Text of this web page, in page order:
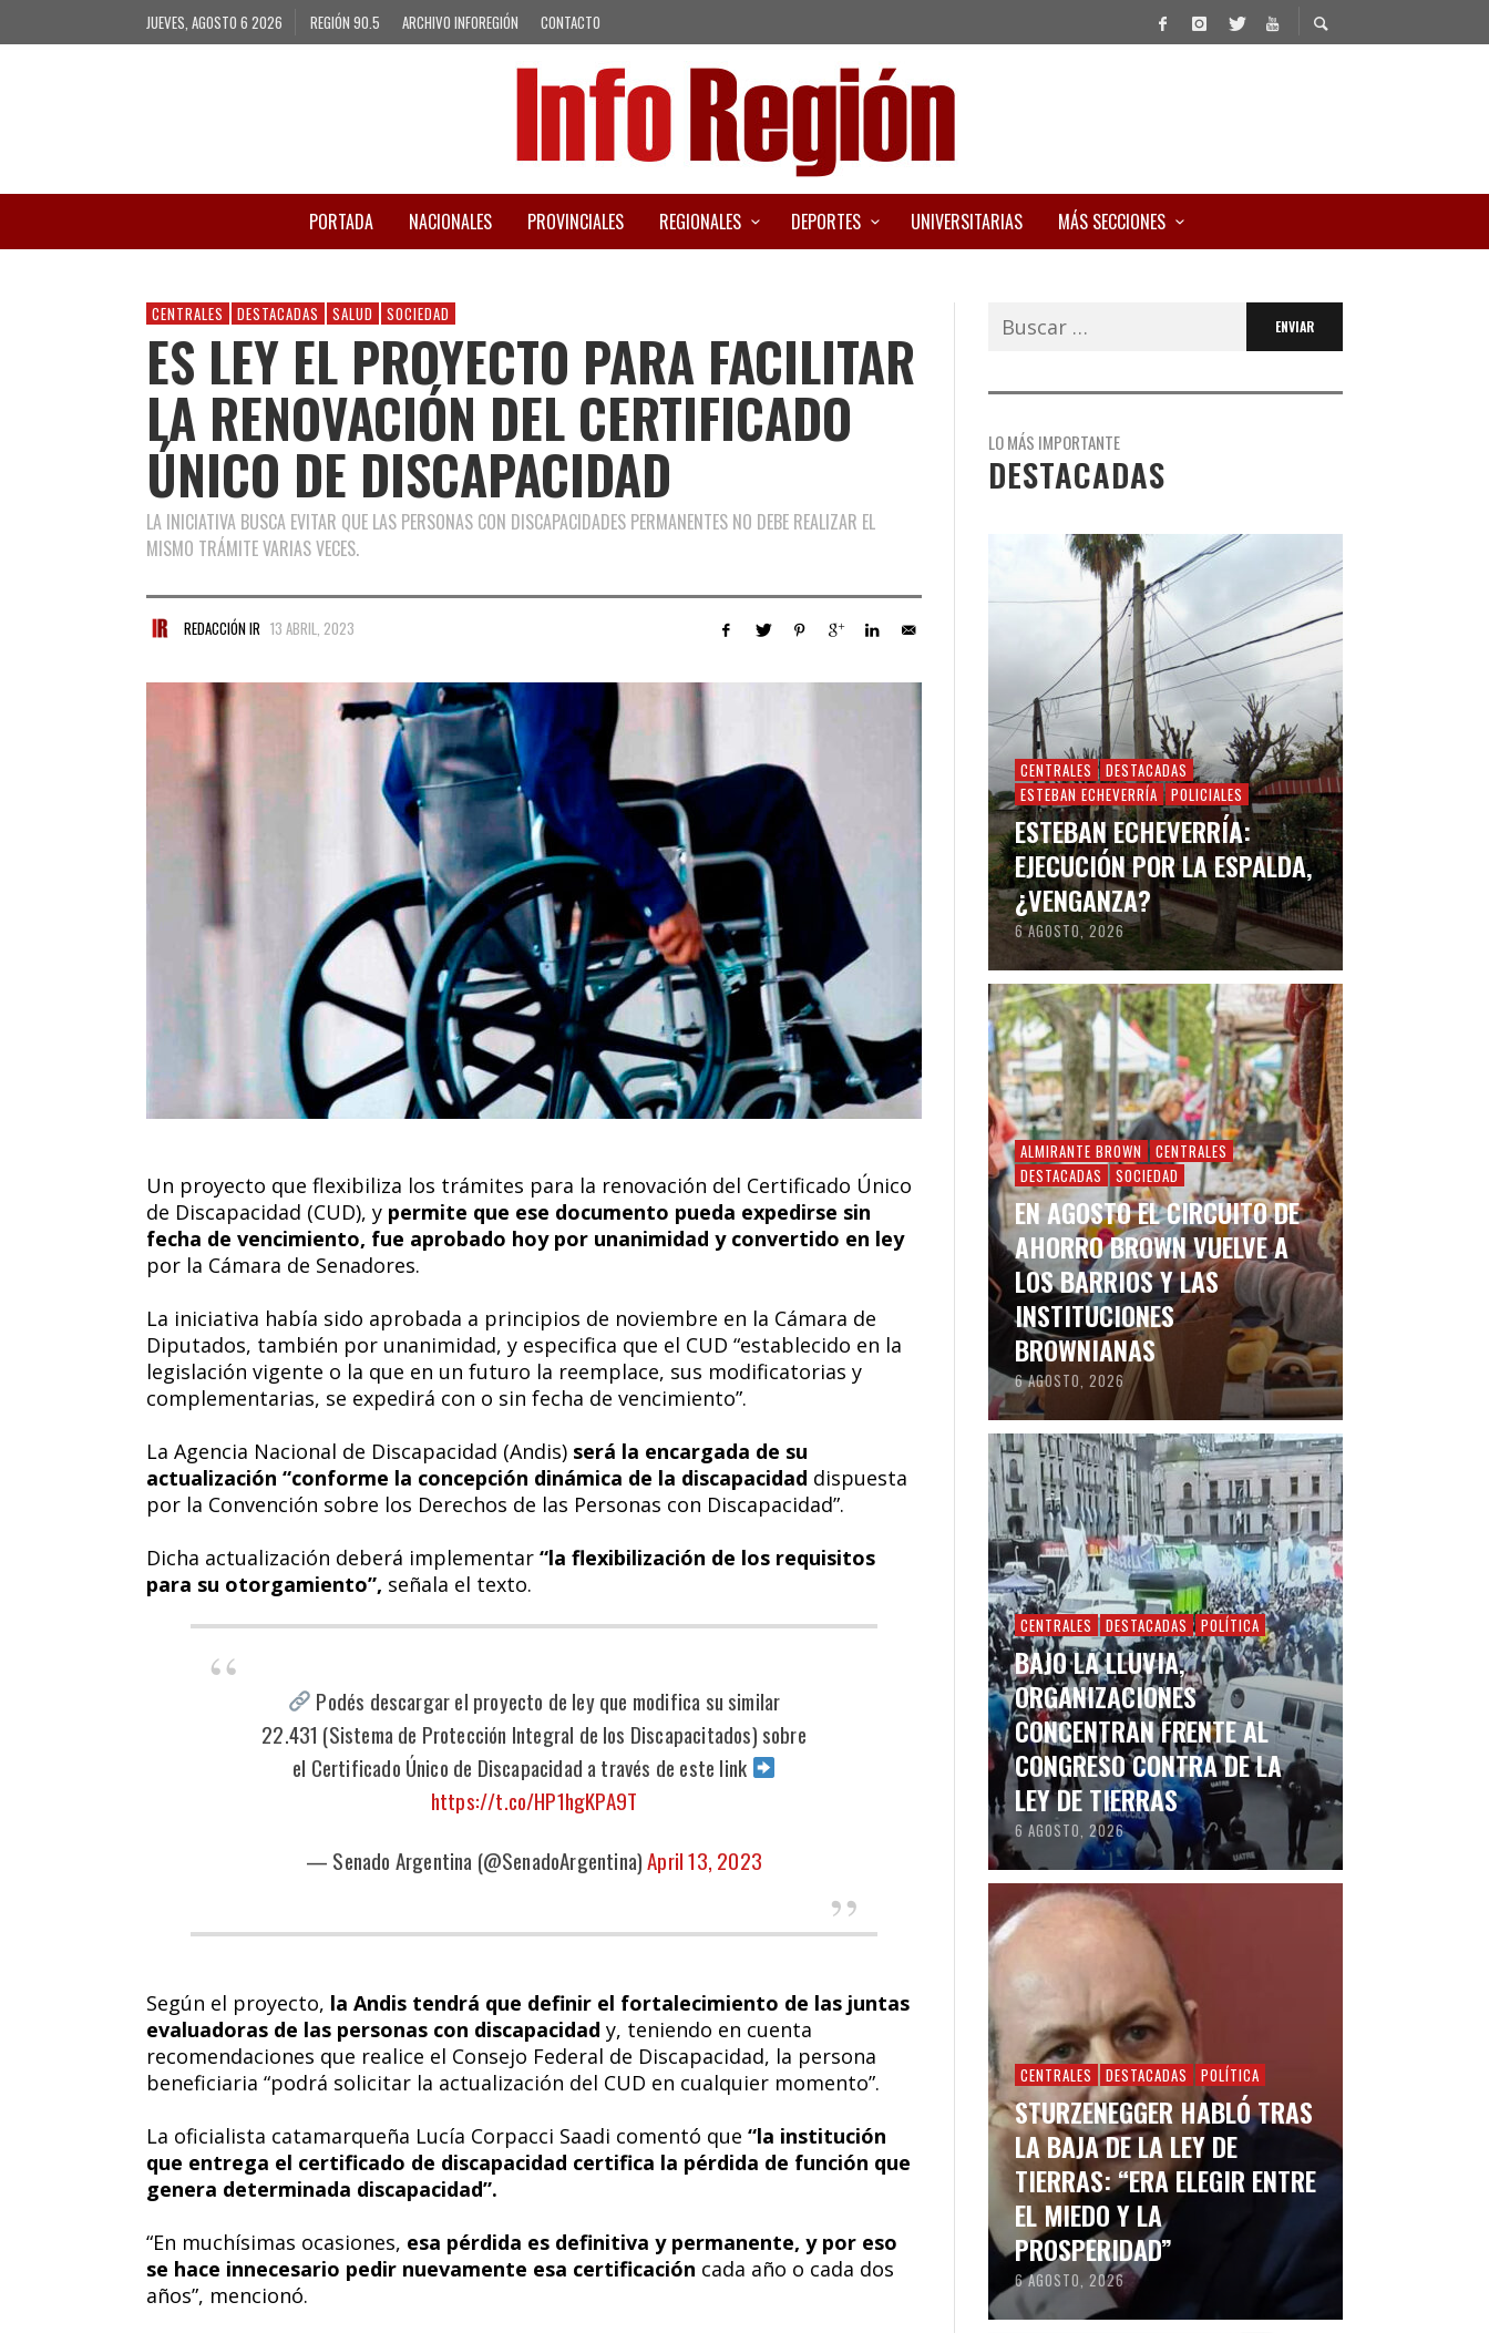
JUEVES, AGOSTO 6 2026 REGIÓN 90.5 ARCHIVO INFOREGIÓN CONTACTO
PORTADA NACIONALES PROVINCIALES REGIONALES DEPORTES UNIVERSITARIAS MÁS SECCIONES
CENTRALES DESTACADAS SALUD SOCIEDAD
ES LEY EL PROYECTO PARA FACILITAR
LA RENOVACIÓN DEL CERTIFICADO
ÚNICO DE DISCAPACIDAD
LA INICIATIVA BUSCA EVITAR QUE LAS PERSONAS CON DISCAPACIDADES PERMANENTES NO DEBE REALIZAR EL
MISMO TRÁMITE VARIAS VECES.
REDACCIÓN IR 13 ABRIL, 2023
Un proyecto que flexibiliza los trámites para la renovación del Certificado Único
de Discapacidad (CUD), y permite que ese documento pueda expedirse sin
fecha de vencimiento, fue aprobado hoy por unanimidad y convertido en ley
por la Cámara de Senadores.
La iniciativa había sido aprobada a principios de noviembre en la Cámara de
Diputados, también por unanimidad, y especifica que el CUD “establecido en la
legislación vigente o la que en un futuro la reemplace, sus modificatorias y
complementarias, se expedirá con o sin fecha de vencimiento”.
La Agencia Nacional de Discapacidad (Andis) será la encargada de su
actualización “conforme la concepción dinámica de la discapacidad dispuesta
por la Convención sobre los Derechos de las Personas con Discapacidad”.
Dicha actualización deberá implementar “la flexibilización de los requisitos
para su otorgamiento”, señala el texto.
Podés descargar el proyecto de ley que modifica su similar
22.431 (Sistema de Protección Integral de los Discapacitados) sobre
el Certificado Único de Discapacidad a través de este link
https://t.co/HP1hgKPA9T
— Senado Argentina (@SenadoArgentina) April 13, 2023
Según el proyecto, la Andis tendrá que definir el fortalecimiento de las juntas
evaluadoras de las personas con discapacidad y, teniendo en cuenta
recomendaciones que realice el Consejo Federal de Discapacidad, la persona
beneficiaria “podrá solicitar la actualización del CUD en cualquier momento”.
La oficialista catamarqueña Lucía Corpacci Saadi comentó que “la institución
que entrega el certificado de discapacidad certifica la pérdida de función que
genera determinada discapacidad”.
“En muchísimas ocasiones, esa pérdida es definitiva y permanente, y por eso
se hace innecesario pedir nuevamente esa certificación cada año o cada dos
años”, mencionó.
Buscar:
LO MÁS IMPORTANTE
DESTACADAS
CENTRALES
DESTACADAS
ESTEBAN ECHEVERRÍA
POLICIALES
ESTEBAN ECHEVERRÍA:
EJECUCIÓN POR LA ESPALDA,
¿VENGANZA?
6 AGOSTO, 2026
ALMIRANTE BROWN
CENTRALES
DESTACADAS
SOCIEDAD
EN AGOSTO EL CIRCUITO DE
AHORRO BROWN VUELVE A
LOS BARRIOS Y LAS
INSTITUCIONES
BROWNIANAS
6 AGOSTO, 2026
CENTRALES DESTACADAS POLÍTICA
BAJO LA LLUVIA,
ORGANIZACIONES
CONCENTRAN FRENTE AL
CONGRESO CONTRA DE LA
LEY DE TIERRAS
6 AGOSTO, 2026
CENTRALES DESTACADAS POLÍTICA
STURZENEGGER HABLÓ TRAS
LA BAJA DE LA LEY DE
TIERRAS: “ERA ELEGIR ENTRE
EL MIEDO Y LA
PROSPERIDAD”
6 AGOSTO, 2026